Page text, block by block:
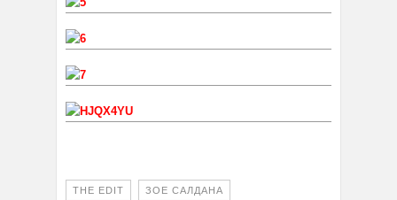
THE EDIT ЗОЕ САЛДАНА